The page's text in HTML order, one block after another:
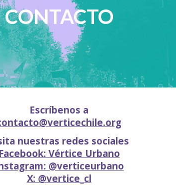
CONTACTO
Escríbenos a
nuestras redes sociales
Facebook: Vértice Urbano
@verticeurbano
X: @vertice_cl